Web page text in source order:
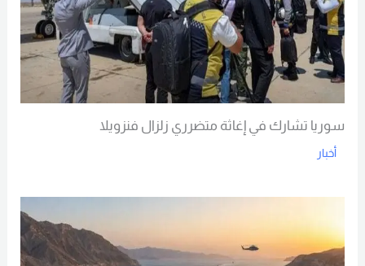
سوريا تشارك في إغاثة متضرري زلزال فنزويلا
أخبار